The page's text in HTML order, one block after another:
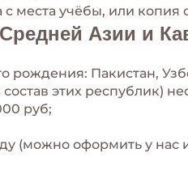
места учёбы, или копия
Азии и
рождения: Пакистан,
этих республик)
руб;
оформить у нас